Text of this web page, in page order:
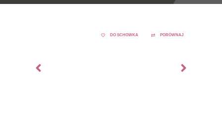
DO SCHOWKA PORÓWNAJ